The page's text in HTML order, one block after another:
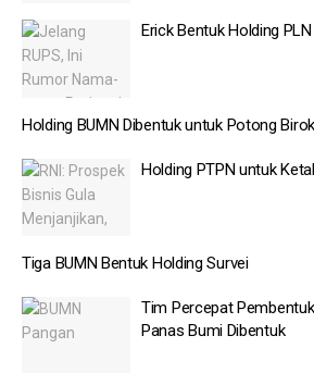
Erick Bentuk Holding PLN
Holding BUMN Dibentuk untuk Potong
Holding PTPN untuk
Tiga BUMN Bentuk Holding Survei
Tim Percepat
Panas Bumi Dibentuk